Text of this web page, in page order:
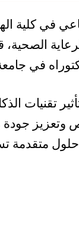
في كلية
تقنيات
متقدمة